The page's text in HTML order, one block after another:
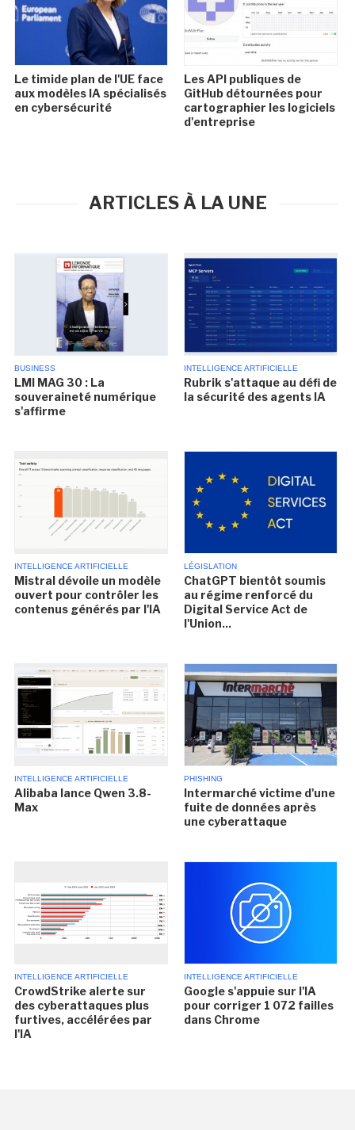
Le timide plan de l'UE face
aux modèles IA spécialisés
en cybersécurité
Les API publiques de
GitHub détournées pour
cartographier les logiciels
d'entreprise
ARTICLES À LA UNE
BUSINESS
LMI MAG 30 : La
souveraineté numérique
s'affirme
INTELLIGENCE ARTIFICIELLE
Rubrik s'attaque au défi de
la sécurité des agents IA
INTELLIGENCE ARTIFICIELLE
Mistral dévoile un modèle
ouvert pour contrôler les
contenus générés par l'IA
LÉGISLATION
ChatGPT bientôt soumis
au régime renforcé du
Digital Service Act de
l'Union...
INTELLIGENCE ARTIFICIELLE
Alibaba lance Qwen 3.8-
Max
PHISHING
Intermarché victime d'une
fuite de données après
une cyberattaque
INTELLIGENCE ARTIFICIELLE
CrowdStrike alerte sur
des cyberattaques plus
furtives, accélérées par
l'IA
INTELLIGENCE ARTIFICIELLE
Google s'appuie sur l'IA
pour corriger 1 072 failles
dans Chrome